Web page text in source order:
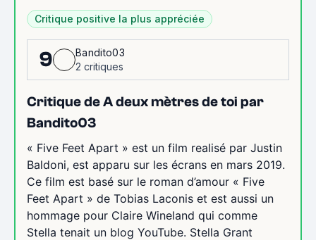
Critique positive la plus appréciée
9
Bandito03
2 critiques
Critique de A deux mètres de toi par
Bandito03
« Five Feet Apart » est un film realisé par Justin
Baldoni, est apparu sur les écrans en mars 2019.
Ce film est basé sur le roman d’amour « Five
Feet Apart » de Tobias Laconis et est aussi un
hommage pour Claire Wineland qui comme
Stella tenait un blog YouTube. Stella Grant